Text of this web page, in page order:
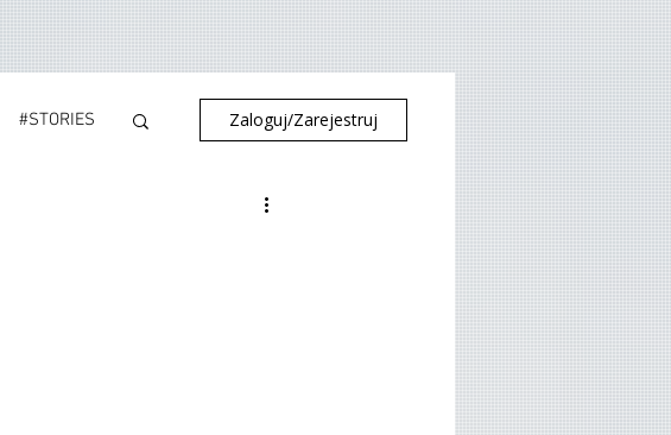
#STORIES Zaloguj/Zarejestruj